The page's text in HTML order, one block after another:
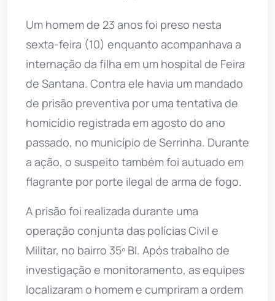
Um homem de 23 anos foi preso nesta
sexta-feira (10) enquanto acompanhava a
internação da filha em um hospital de Feira
de Santana. Contra ele havia um mandado
de prisão preventiva por uma tentativa de
homicídio registrada em agosto do ano
passado, no município de Serrinha. Durante
a ação, o suspeito também foi autuado em
flagrante por porte ilegal de arma de fogo.
A prisão foi realizada durante uma
operação conjunta das polícias Civil e
Militar, no bairro 35º BI. Após trabalho de
investigação e monitoramento, as equipes
localizaram o homem e cumpriram a ordem